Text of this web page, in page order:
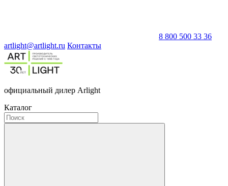
8 800 500 33 36
artlight@artlight.ru Контакты
официальный дилер Arlight
Каталог